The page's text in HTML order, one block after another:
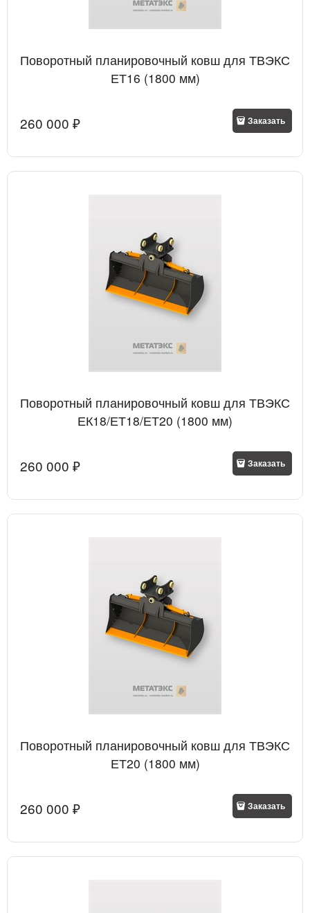
Поворотный планировочный ковш для ТВЭКС
ЕТ16 (1800 мм)
260 000 ₽ Заказать
Поворотный планировочный ковш для ТВЭКС
ЕК18/ЕТ18/ЕТ20 (1800 мм)
260 000 ₽ Заказать
Поворотный планировочный ковш для ТВЭКС
ЕТ20 (1800 мм)
260 000 ₽ Заказать